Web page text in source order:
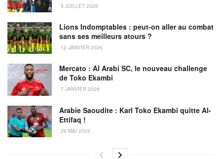
5 JUILLET 2026
Lions Indomptables : peut-on aller au combat
sans ses meilleurs atours ?
12 JANVIER 2026
Mercato : Al Arabi SC, le nouveau challenge
de Toko Ekambi
7 JANVIER 2026
Arabie Saoudite : Karl Toko Ekambi quitte Al-
Ettifaq !
29 MAI 2025